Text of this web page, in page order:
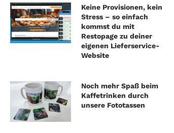
Keine Provisionen, kein
Stress – so einfach
kommst du mit
Restopage zu deiner
eigenen Lieferservice-
Website
Noch mehr Spaß beim
Kaffetrinken durch
unsere Fototassen